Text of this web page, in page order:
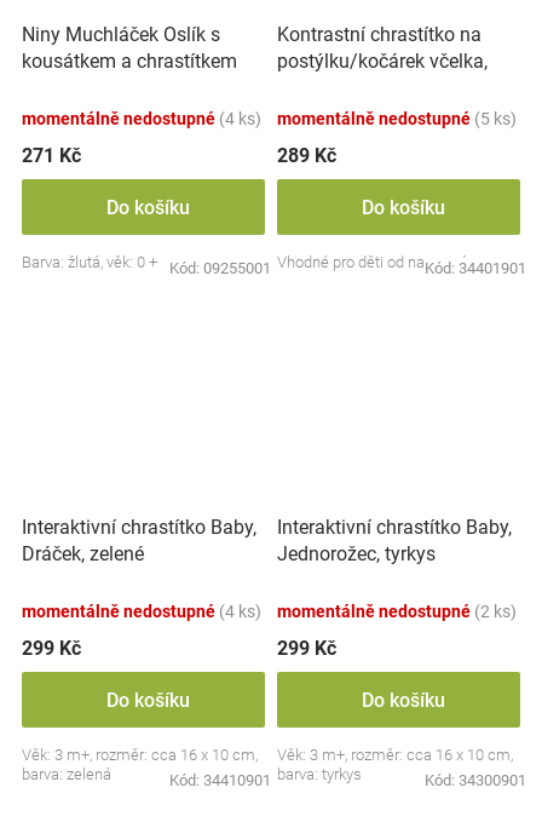
Niny Muchláček Oslík s
kousátkem a chrastítkem
momentálně nedostupné (4 ks)
271 Kč
Do košíku
Barva: žlutá, věk: 0 + Kód: 09255001
Kontrastní chrastítko na
postýlku/kočárek včelka,
momentálně nedostupné (5 ks)
289 Kč
Do košíku
Vhodné pro děti od narození
Kód: 34401901
Interaktivní chrastítko Baby,
Dráček, zelené
momentálně nedostupné (4 ks)
299 Kč
Do košíku
Věk: 3 m+, rozměr: cca 16 x 10 cm,
barva: zelená
Kód: 34410901
Interaktivní chrastítko Baby,
Jednorožec, tyrkys
momentálně nedostupné (2 ks)
299 Kč
Do košíku
Věk: 3 m+, rozměr: cca 16 x 10 cm,
barva: tyrkys
Kód: 34300901